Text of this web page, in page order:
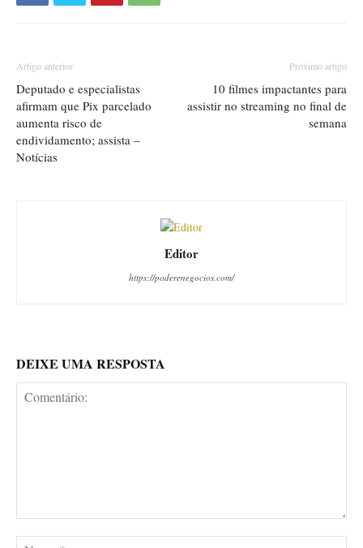
Artigo anterior
Deputado e especialistas
afirmam que Pix parcelado
aumenta risco de
endividamento; assista –
Notícias
Próximo artigo
10 filmes impactantes para
assistir no streaming no final de
semana
Editor
https://poderenegocios.com/
DEIXE UMA RESPOSTA